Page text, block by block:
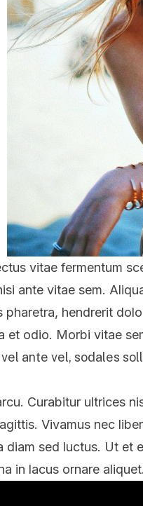
vitae fermentum
ante vitae sem.
hendrerit
et odio. Morbi vitae
ante vel, sodales
Curabitur ultrices
Vivamus nec
sed luctus. Ut et
in lacus ornare aliquet.